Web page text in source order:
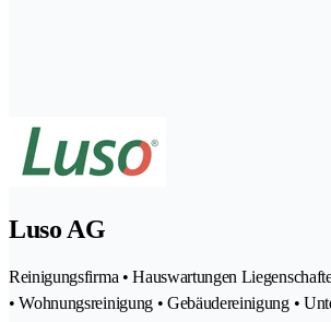
Luso AG
Reinigungsfirma • Hauswartungen
• Wohnungsreinigung • Gebäudereinigung •